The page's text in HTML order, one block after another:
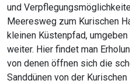
und
Meeresweg zum Kurischen
kleinen Küstenpfad,
weiter. Hier findet man
von denen öffnen sich die
Sanddünen von der